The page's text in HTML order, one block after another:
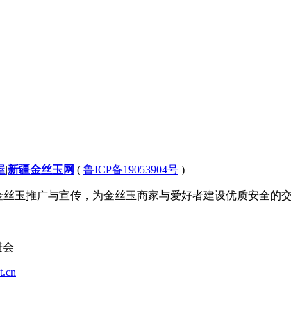
|新疆金丝玉网 ( 鲁ICP备19053904号 )
玉推广与宣传，为金丝玉商家与爱好者建设优质安全的
会